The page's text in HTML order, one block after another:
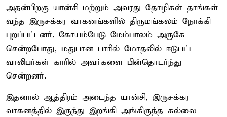
அதன்பிறகு யான்சி மற்றும் அவரது தோழிகள் தாங்கள்
வந்த இருசக்கர வாகனங்களில் திருமங்கலம் நோக்கி
புறப்பட்டனர். கோயம்பேடு மேம்பாலம் அருகே
சென்றபோது, மதுபான பாரில் மோதலில் ஈடுபட்ட
வாலிபர்கள் காரில் அவர்களை பின்தொடர்ந்து
சென்றனர்.
இதனால் ஆத்திரம் அடைந்த யான்சி, இருசக்கர
வாகனத்தில் இருந்து இறங்கி அங்கிருந்த கல்லை